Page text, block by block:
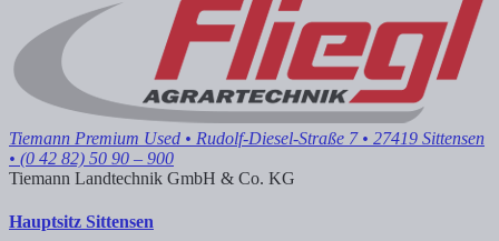
Tiemann Premium Used • Rudolf-Diesel-Straße 7 • 27419 Sittensen
• (0 42 82) 50 90 – 900
Tiemann Landtechnik GmbH & Co. KG
Hauptsitz Sittensen